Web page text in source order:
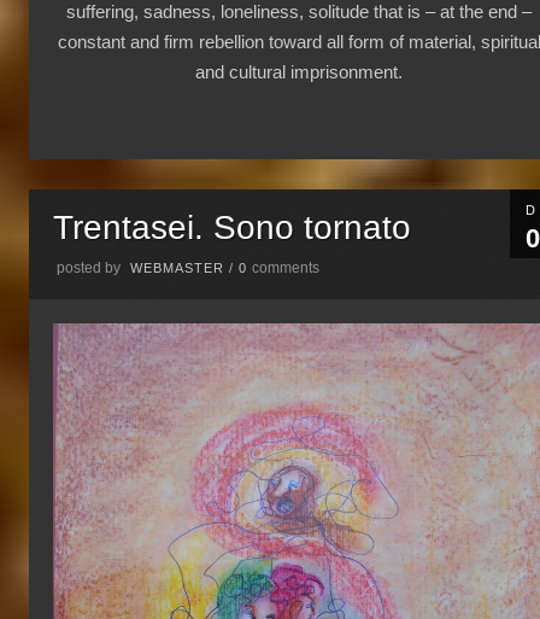
suffering, sadness, loneliness, solitude that is – at the end –
constant and firm rebellion toward all form of material, spiritual
and cultural imprisonment.
Trentasei. Sono tornato
posted by WEBMASTER /0comments